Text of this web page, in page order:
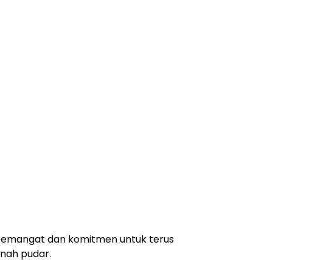
dan komitmen untuk terus
pudar.